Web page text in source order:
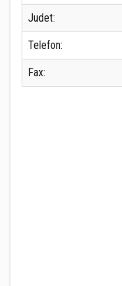
Judet:
Telefon:
Fax: